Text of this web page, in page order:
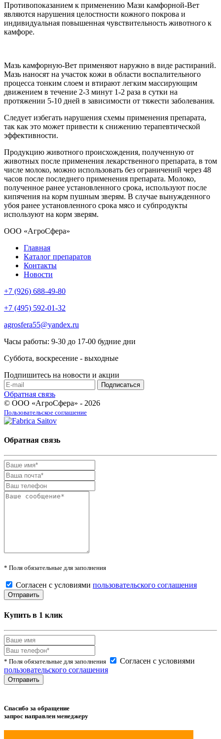
Противопоказанием к применению Мази камфорной-Вет
являются нарушения целостности кожного покрова и
индивидуальная повышенная чувствительность животного к
камфоре.
Мазь камфорную-Вет применяют наружно в виде растираний.
Мазь наносят на участок кожи в области воспалительного
процесса тонким слоем и втирают легким массирующим
движением в течение 2-3 минут 1-2 раза в сутки на
протяжении 5-10 дней в зависимости от тяжести заболевания.
Следует избегать нарушения схемы применения препарата,
так как это может привести к снижению терапевтической
эффективности.
Продукцию животного происхождения, полученную от
животных после применения лекарственного препарата, в том
числе молоко, можно использовать без ограничений через 48
часов после последнего применения препарата. Молоко,
полученное ранее установленного срока, используют после
кипячения на корм пушным зверям. В случае вынужденного
убоя ранее установленного срока мясо и субпродукты
используют на корм зверям.
ООО «АгроСфера»
Главная
Каталог препаратов
Контакты
Новости
+7 (926) 688-49-80
+7 (495) 592-01-32
agrosfera55@yandex.ru
Часы работы: 9-30 до 17-00 будние дни
Суббота, воскресение - выходные
Подпишитесь на новости и акции
Обратная связь
© ООО «АгроСфера» - 2026
Пользовательское соглашение
Обратная связь
* Поля обязательные для заполнения
Согласен с условиями пользовательского соглашения
Купить в 1 клик
* Поля обязательные для заполнения
Согласен с условиями
пользовательского соглашения
Спасибо за обращение
запрос направлен менеджеру